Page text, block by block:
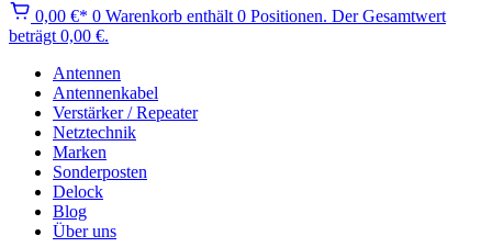
0,00 €* 0 Warenkorb enthält 0 Positionen. Der Gesamtwert
beträgt 0,00 €.
Antennen
Antennenkabel
Verstärker / Repeater
Netztechnik
Marken
Sonderposten
Delock
Blog
Über uns